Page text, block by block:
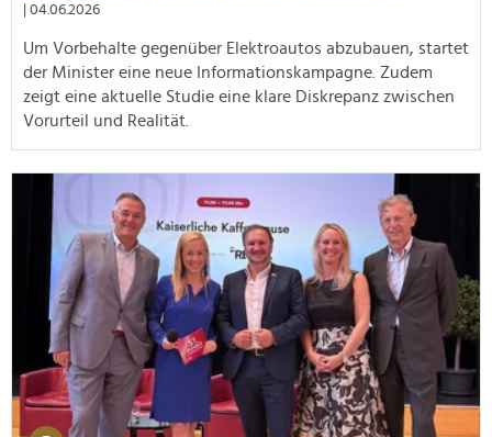
| 04.06.2026
Um Vorbehalte gegenüber Elektroautos abzubauen, startet
der Minister eine neue Informationskampagne. Zudem
zeigt eine aktuelle Studie eine klare Diskrepanz zwischen
Vorurteil und Realität.